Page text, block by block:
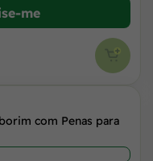
me
com Penas para